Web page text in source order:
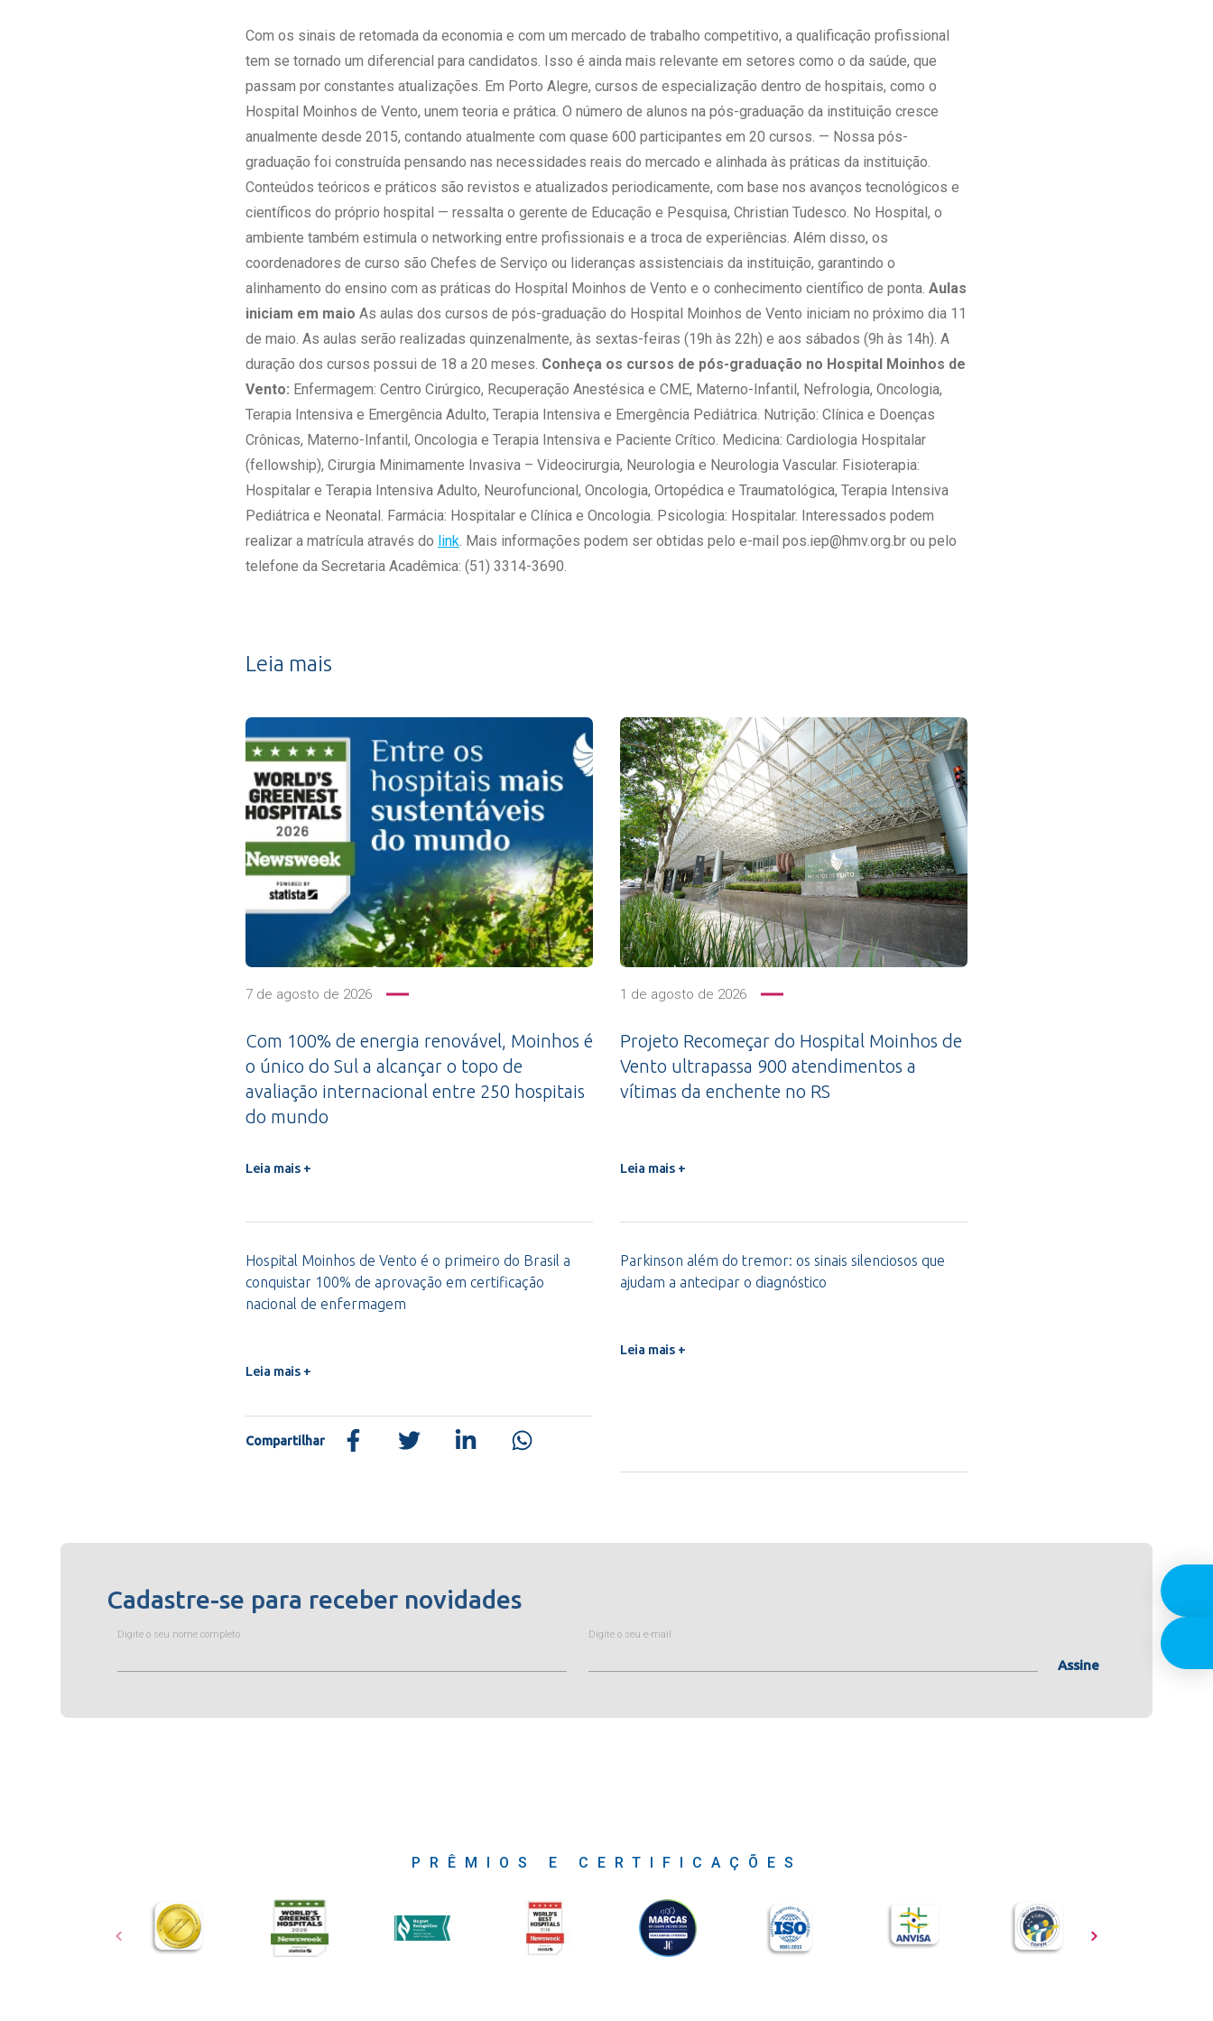
Estrutura de Gestão
Exames - Portal Médico
Farmácia
Fisioterapia
Responsabilidade Ambiental
Responsabilidade Social
Serviço Social
Saúde Digital Moinhos
Empresas
Tele Interconsultas
Cabine Telemedicina
Gestão do Cuidado
Com os sinais de retomada da economia e com um mercado de trabalho competitivo, a qualificação profissional
tem se tornado um diferencial para candidatos. Isso é ainda mais relevante em setores como o da saúde, que
passam por constantes atualizações. Em Porto Alegre, cursos de especialização dentro de hospitais, como o
Hospital Moinhos de Vento, unem teoria e prática. O número de alunos na pós-graduação da instituição cresce
anualmente desde 2015, contando atualmente com quase 600 participantes em 20 cursos. — Nossa pós-
graduação foi construída pensando nas necessidades reais do mercado e alinhada às práticas da instituição.
Conteúdos teóricos e práticos são revistos e atualizados periodicamente, com base nos avanços tecnológicos e
científicos do próprio hospital — ressalta o gerente de Educação e Pesquisa, Christian Tudesco. No Hospital, o
ambiente também estimula o networking entre profissionais e a troca de experiências. Além disso, os
coordenadores de curso são Chefes de Serviço ou lideranças assistenciais da instituição, garantindo o
alinhamento do ensino com as práticas do Hospital Moinhos de Vento e o conhecimento científico de ponta. Aulas
iniciam em maio As aulas dos cursos de pós-graduação do Hospital Moinhos de Vento iniciam no próximo dia 11
de maio. As aulas serão realizadas quinzenalmente, às sextas-feiras (19h às 22h) e aos sábados (9h às 14h). A
duração dos cursos possui de 18 a 20 meses. Conheça os cursos de pós-graduação no Hospital Moinhos de
Vento: Enfermagem: Centro Cirúrgico, Recuperação Anestésica e CME, Materno-Infantil, Nefrologia, Oncologia,
Terapia Intensiva e Emergência Adulto, Terapia Intensiva e Emergência Pediátrica. Nutrição: Clínica e Doenças
Crônicas, Materno-Infantil, Oncologia e Terapia Intensiva e Paciente Crítico. Medicina: Cardiologia Hospitalar
(fellowship), Cirurgia Minimamente Invasiva – Videocirurgia, Neurologia e Neurologia Vascular. Fisioterapia:
Hospitalar e Terapia Intensiva Adulto, Neurofuncional, Oncologia, Ortopédica e Traumatológica, Terapia Intensiva
Pediátrica e Neonatal. Farmácia: Hospitalar e Clínica e Oncologia. Psicologia: Hospitalar. Interessados podem
realizar a matrícula através do link. Mais informações podem ser obtidas pelo e-mail pos.iep@hmv.org.br ou pelo
telefone da Secretaria Acadêmica: (51) 3314-3690.
Leia mais
7 de agosto de 2026
Com 100% de energia renovável, Moinhos é
o único do Sul a alcançar o topo de
avaliação internacional entre 250 hospitais
do mundo
Leia mais +
1 de agosto de 2026
Projeto Recomeçar do Hospital Moinhos de
Vento ultrapassa 900 atendimentos a
vítimas da enchente no RS
Leia mais +
Hospital Moinhos de Vento é o primeiro do Brasil a
conquistar 100% de aprovação em certificação
nacional de enfermagem
Leia mais +
Parkinson além do tremor: os sinais silenciosos que
ajudam a antecipar o diagnóstico
Leia mais +
Compartilhar
Cadastre-se para receber novidades
Digite o seu nome completo Digite o seu e-mail
Assine
PRÊMIOS E CERTIFICAÇÕES